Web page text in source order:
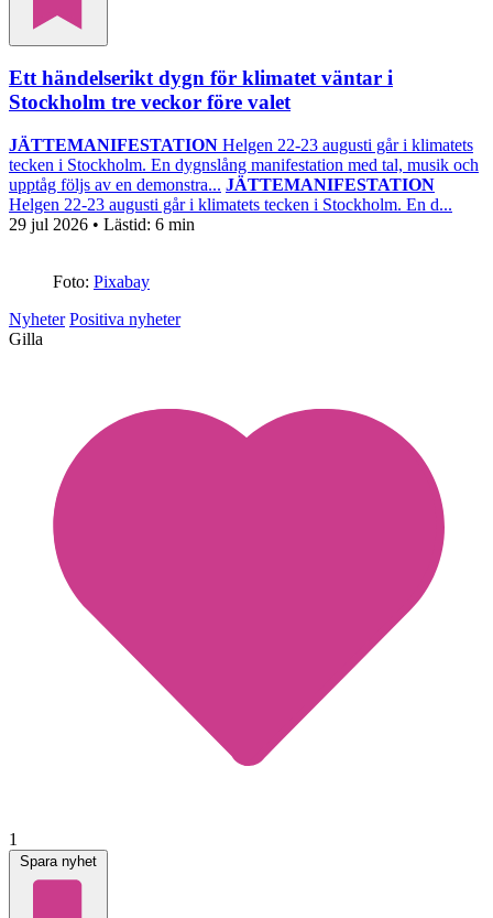
Ett händelserikt dygn för klimatet väntar i
Stockholm tre veckor före valet
JÄTTEMANIFESTATION Helgen 22-23 augusti går i klimatets
tecken i Stockholm. En dygnslång manifestation med tal, musik och
upptåg följs av en demonstra... JÄTTEMANIFESTATION
Helgen 22-23 augusti går i klimatets tecken i Stockholm. En d...
29 jul 2026 • Lästid: 6 min
Foto: Pixabay
Nyheter Positiva nyheter
Gilla
1
Spara nyhet